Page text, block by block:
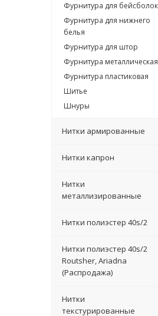
Фурнитура для бейсболок
Фурнитура для нижнего
белья
Фурнитура для штор
Фурнитура металлическая
Фурнитура пластиковая
Шитье
Шнуры
Нитки армированные
Нитки капрон
Нитки
металлизированные
Нитки полиэстер 40s/2
Нитки полиэстер 40s/2
Routsher, Ariadna
(Распродажа)
Нитки
текстурированные